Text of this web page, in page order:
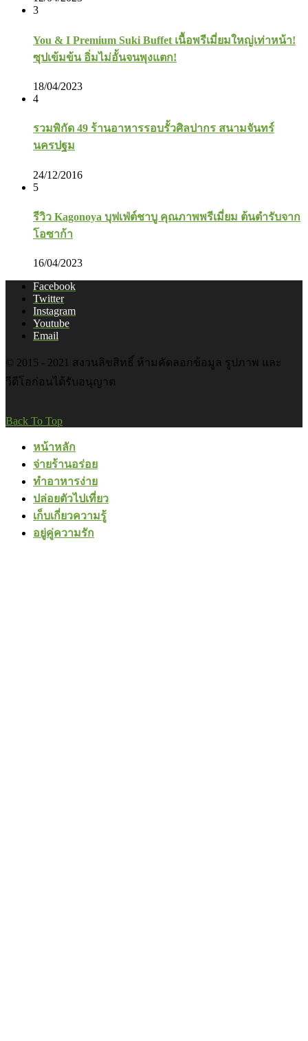
3
You & I Premium Suki Buffet เนื้อพรีเมี่ยมใหญ่เท่าหน้า!
ซุปเข้มข้น อิ่มไม่อั้นจนพุงแตก!
18/04/2023
4
รวมพิกัด 49 ร้านอาหารรอบรั้วศิลปากร สนามจันทร์
นครปฐม
24/12/2016
5
รีวิว Kagonoya บุฟเฟ่ต์ชาบู คุณภาพพรีเมี่ยม ต้นตำรับจาก
โอซาก้า
16/04/2023
Facebook
Twitter
Instagram
Youtube
Email
© 2015 - 2021 สงวนลิขสิทธิ์ ห้ามคัดลอกข้อมูล รูปภาพ และ
วีดีโอก่อนได้รับอนุญาต
Back To Top
หน้าหลัก
จ่ายร้านอร่อย
ทำอาหารง่าย
ปล่อยตัวไปเที่ยว
เก็บเกี่ยวความรู้
อยู่คู่ความรัก